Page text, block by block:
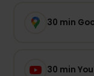
30 min
30 min